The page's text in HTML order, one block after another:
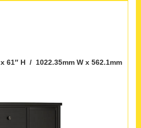
61″ H / 1022.35mm W x 562.1mm